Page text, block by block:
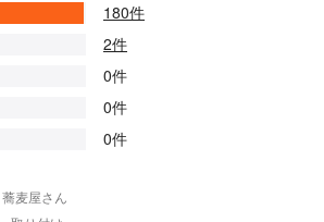
180件
2件
0件
0件
0件
麦屋さん